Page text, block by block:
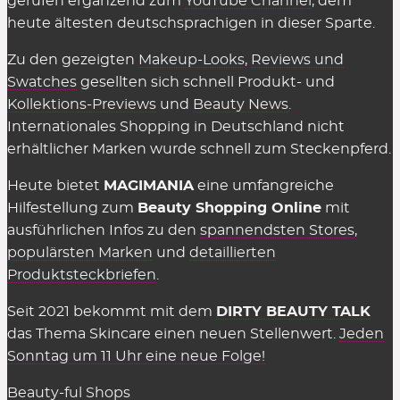
in den Shops selbst muss man nichts dafür
genannte Einschränkungen wie der
Mindestbestellwert oder shop-individuelle
Ausnahmen.
Wir können die Übersicht anbieten und täglich
vermittelte Verkäufe eine Provision zahlen,
insofern einige Kriterien eingehalten werden.
Diese Kosten sind Teil des üblichen Marketing-
Budgets und werden nicht auf den Preis
aufgeschlagen (Stichwort: Affiliate-Marketing).
Gelten Rabattcodes für alles in den
Beauty Shops?
Fast.Gutscheinkarten, Bücher, Magazine sowie
heute ältesten deutschsprachigen in dieser Sparte.
Zu den gezeigten Makeup-Looks, Reviews und
Swatches gesellten sich schnell Produkt- und
Kollektions-Previews und Beauty News.
Internationales Shopping in Deutschland nicht
erhältlicher Marken wurde schnell zum Steckenpferd.
Heute bietet MAGIMANIAeine umfangreiche
Hilfestellung zum Beauty Shopping Online mit
ausführlichen Infos zu den spannendsten Stores,
populärsten Marken und detaillierten
Produktsteckbriefen.
Seit 2021 bekommt mit dem DIRTY BEAUTY TALK
das Thema Skincare einen neuen Stellenwert. Jeden
Sonntag um 11 Uhr eine neue Folge!
Beauty-ful Shops